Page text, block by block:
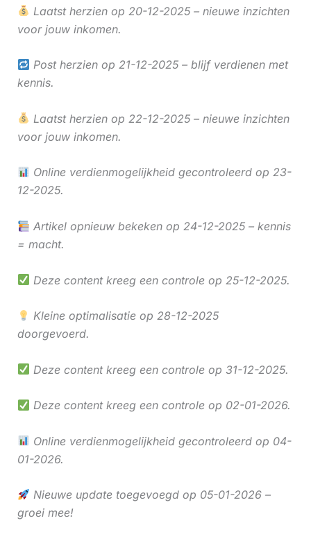
Laatst herzien op 20-12-2025 – nieuwe inzichten
voor jouw inkomen.
Post herzien op 21-12-2025 – blijf verdienen met
kennis.
Laatst herzien op 22-12-2025 – nieuwe inzichten
voor jouw inkomen.
Online verdienmogelijkheid gecontroleerd op 23-
12-2025.
Artikel opnieuw bekeken op 24-12-2025 – kennis
= macht.
Deze content kreeg een controle op 25-12-2025.
Kleine optimalisatie op 28-12-2025
doorgevoerd.
Deze content kreeg een controle op 31-12-2025.
Deze content kreeg een controle op 02-01-2026.
Online verdienmogelijkheid gecontroleerd op 04-
01-2026.
Nieuwe update toegevoegd op 05-01-2026 –
groei mee!